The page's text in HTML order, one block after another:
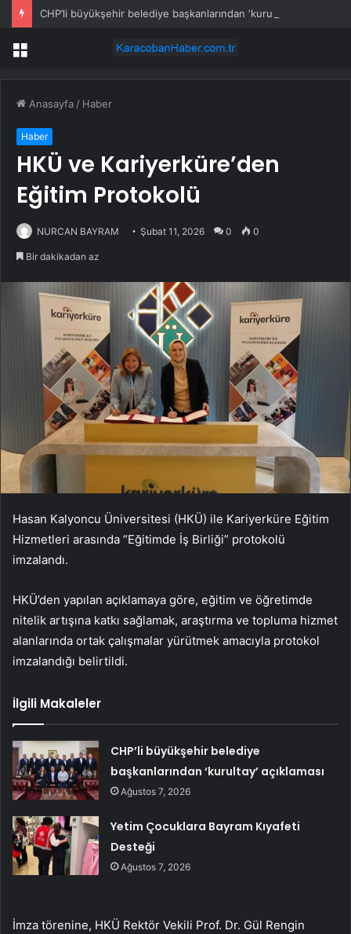
Menü
Anasayfa / Haber
Haber
HKÜ ve Kariyerküre’den
Eğitim Protokolü
NURCAN BAYRAM Şubat 11, 2026 0 0
Bir dakikadan az
Hasan Kalyoncu Üniversitesi (HKÜ) ile Kariyerküre Eğitim
Hizmetleri arasında “Eğitimde İş Birliği” protokolü
imzalandı.
HKÜ’den yapılan açıklamaya göre, eğitim ve öğretimde
nitelik artışına katkı sağlamak, araştırma ve topluma hizmet
alanlarında ortak çalışmalar yürütmek amacıyla protokol
imzalandığı belirtildi.
İlgili Makaleler
CHP’li büyükşehir belediye
başkanlarından ‘kurultay’ açıklaması
Ağustos 7, 2026
Yetim Çocuklara Bayram Kıyafeti
Desteği
Ağustos 7, 2026
İmza törenine, HKÜ Rektör Vekili Prof. Dr. Gül Rengin